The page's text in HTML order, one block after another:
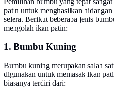
patin untuk menghasilkan
selera. Berikut beberapa jenis
mengolah ikan patin:
1. Bumbu Kuning
Bumbu kuning merupakan salah
digunakan untuk memasak ikan
biasanya terdiri dari: